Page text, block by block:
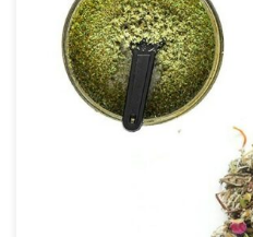
Rośliny Nadające Się Do
Indyjskimi Istnieje wiele takich
waporyzować i nie jest to
Lista takich roślin jest dosyć
przedstawiamy Wam niektóre
nie są psychoaktywne, […]